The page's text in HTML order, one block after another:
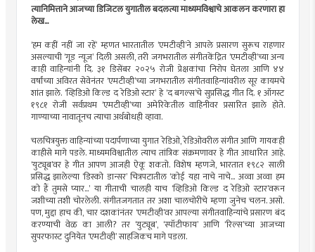
त्यानिमित्ताने आजच्या डिजिटल युगातील बदलत्या माध्यमविश्वाचे आकलन करणारा हा
लेख...
‘हम कहीं नहीं जा रहें’ म्हणत भारतातील ‘एमटीव्ही’ने आपले प्रसारण सुरूच राहणार
असल्याची ‘गूड न्यूज’ दिली असली, तरी जगभरातील संगीतकेंद्रित ‘एमटीव्ही’च्या अन्य
काही वाहिन्यांनी दि. ३१ डिसेंबर २०२५ रोजी प्रेक्षकांचा निरोप घेतला आणि ४४
वर्षांच्या अविरत सेवेनंतर ‘एमटीव्ही’च्या जगभरातील संगीतवाहिन्यांवरील सूर कायमचे
शांत झाले. ‘व्हिडिओ किल्ड द रेडिओ स्टार’ हे ‘द बगल्स’चे सुप्रसिद्ध गीत दि. १ ऑगस्ट
१९८१ रोजी सर्वप्रथम ‘एमटीव्ही’च्या अमेरिकेतील वाहिनीवर प्रसारित झाले होते.
गाण्याच्या नावातूनच त्याचा अर्थबोधही व्हावा.
चलचित्रयुक्त वाहिन्यांच्या पदार्पणाच्या युगात रेडिओ, रेडिओवरील संगीत आणि गायकही
काहीसे मागे पडले. माध्यमविश्वातील त्याच तांत्रिक संक्रमणावर हे गीत आधारित आहे.
‘युट्यूब’वर हे गीत आपण आजही ऐकू शकतो. विशेष म्हणजे, भारतात १९८२ साली
प्रसिद्ध झालेल्या ‘डिस्को डान्सर’ चित्रपटातील ‘कोई यहा नाचे नाचे... अव्वा अव्वा हम
को हैं तुमसे प्यार...’ या गीताची चालही याच ‘व्हिडिओ किल्ड द रेडिओ स्टार’वरून
जशीच्या तशी चोरलेली. संगीतजगतात तर अशा चालचोरीचे म्हणा जुनेच चलन. असो.
पण, मुद्दा हाच की, चार दशकांनंतर ‘एमटीव्ही’वर आपल्या संगीतवाहिन्यांचे प्रसारण बंद
करण्याची वेळ का आली? तर ‘युट्यूब’, ‘स्पॉटीफाय’ आणि ‘रिल्स’च्या आजच्या
सुपरफास्ट दुनियेत ‘एमटीव्ही’ साहजिकच मागे पडला.